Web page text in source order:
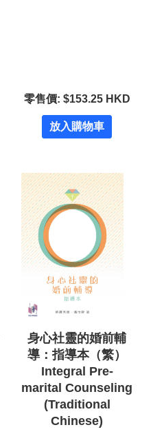
零售價: $153.25 HKD
放入購物車
身心社靈的婚前輔
導：指導本（繁）
Integral Pre-
marital Counseling
(Traditional
Chinese)